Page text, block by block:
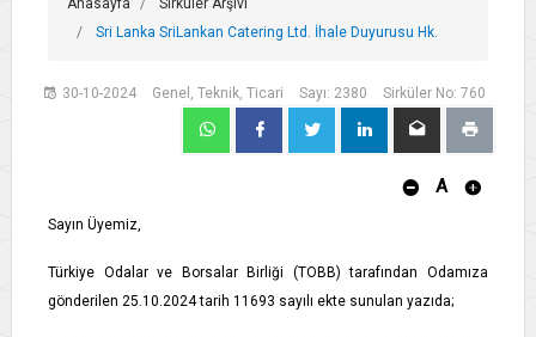
Anasayfa
Sirküler Arşivi
Sri Lanka SriLankan Catering Ltd. İhale Duyurusu Hk.
30-10-2024 Genel, Teknik, Ticari Sayı: 2380 Sirküler No: 760
A
Sayın Üyemiz,
Türkiye Odalar ve Borsalar Birliği (TOBB) tarafından Odamıza
gönderilen 25.10.2024 tarih 11693 sayılı ekte sunulan yazıda;